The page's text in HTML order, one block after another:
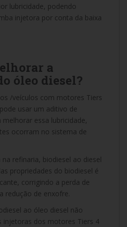
lubricidade, podendo
injetora por conta da baixa
a
óleo diesel?
/veículos com motores Tiers
usar um aditivo de
essa lubricidade,
ocorram no sistema de
refinaria, biodiesel ao diesel
propriedades do biodiesel é
corrigindo a perda de
redução de enxofre.
ao óleo diesel não
injetoras dos motores Tiers 4